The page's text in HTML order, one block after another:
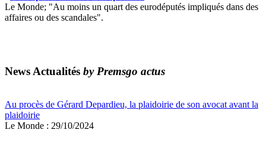
Le Monde; "Au moins un quart des eurodéputés impliqués dans des
affaires ou des scandales".
News Actualités by Premsgo actus
Au procès de Gérard Depardieu, la plaidoirie de son avocat avant la
plaidoirie
Le Monde : 29/10/2024